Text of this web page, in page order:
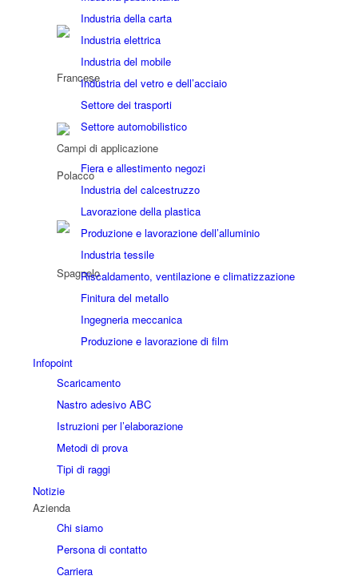
Industria della carta
Industria elettrica
Industria del mobile
Industria del vetro e dell’acciaio
Settore dei trasporti
Settore automobilistico
Campi di applicazione
Fiera e allestimento negozi
Industria del calcestruzzo
Lavorazione della plastica
Produzione e lavorazione dell’alluminio
Industria tessile
Riscaldamento, ventilazione e climatizzazione
Finitura del metallo
Ingegneria meccanica
Produzione e lavorazione di film
Infopoint
Scaricamento
Nastro adesivo ABC
Istruzioni per l’elaborazione
Metodi di prova
Tipi di raggi
Notizie
Azienda
Chi siamo
Persona di contatto
Carriera